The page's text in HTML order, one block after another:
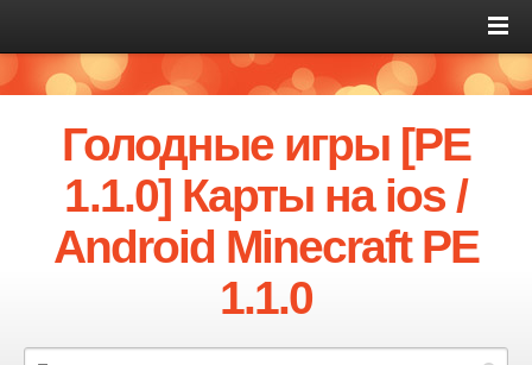
Голодные игры [PE
1.1.0] Карты на ios /
Android Minecraft PE
1.1.0